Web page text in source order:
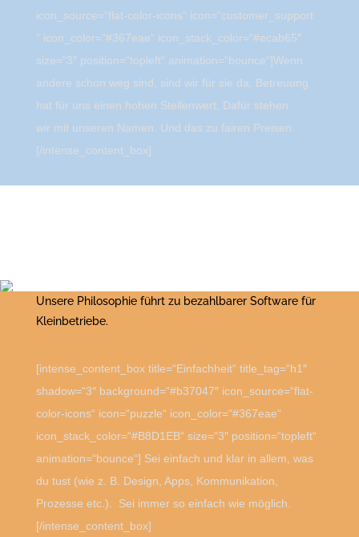
icon_source=“flat-color-icons“ icon=“customer_support
“ icon_color=“#367eae“ icon_stack_color=“#ecab65″
size=“3″ position=“topleft“ animation=“bounce“]Wenn
andere schon weg sind, sind wir für sie da. Betreuung
hat für uns einen hohen Stellenwert. Dafür stehen
wir mit unseren Namen. Und das zu fairen Preisen.
[/intense_content_box]
Unsere Philosophie führt zu bezahlbarer Software für
Kleinbetriebe.
[intense_content_box title=“Einfachheit“ title_tag=“h1″
shadow=“3″ background=“#b37047″ icon_source=“flat-
color-icons“ icon=“puzzle“ icon_color=“#367eae“
icon_stack_color=“#B8D1EB“ size=“3″ position=“topleft“
animation=“bounce“] Sei einfach und klar in allem, was
du tust (wie z. B. Design, Apps, Kommunikation,
Prozesse etc.). Sei immer so einfach wie möglich.
[/intense_content_box]